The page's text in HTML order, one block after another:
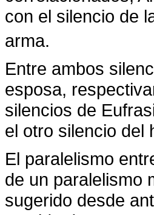
con el silencio de
arma.
Entre ambos
esposa,
silencios de
el otro silencio del
El paralelismo
de un paralelismo
sugerido desde